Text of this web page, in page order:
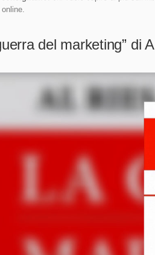
del marketing” di